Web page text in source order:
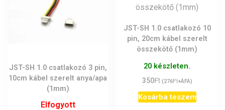
JST-SH 1.0 csatlakozó 3 pin,
10cm kábel szerelt anya/apa
(1mm)
Elfogyott
JST-SH 1.0 csatlakozó 10
pin, 20cm kábel szerelt
összekötő (1mm)
20 készleten.
350Ft (276Ft+ÁFA)
Kosárba teszem